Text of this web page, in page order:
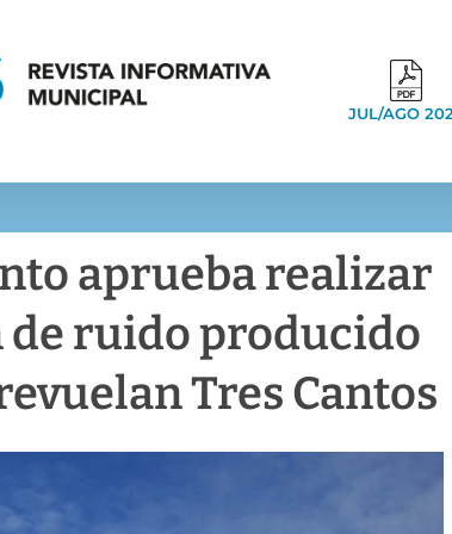
JUL/AGO
aprueba realizar
ruido producido
Tres Cantos